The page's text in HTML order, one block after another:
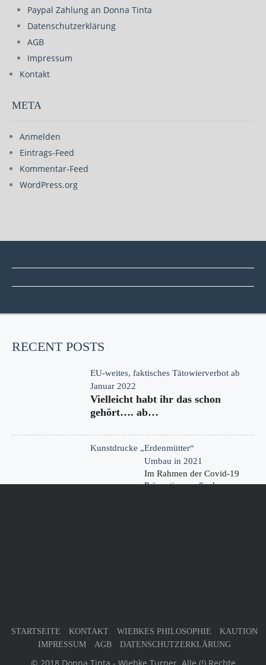
Paypal Zahlung an Donna Tinta
Datenschutzerklärung
AGB
Impressum
Kontakt
META
Anmelden
Eintrags-Feed
Kommentar-Feed
WordPress.org
RECENT POSTS
EU-weites, faktisches Tätowierverbot ab
Januar 2022
Vielleicht habt ihr das schon
gehört…. ab…
Kunstdrucke „Erdenmütter“
Umbau in 2021
Im Rahmen der Covid-19
Präventionsmaßnahmen
STARTSEITE KONTAKT WIEBKES PHILOSOPHIE
KAUTION
IMPRESSUM
AGB DATENSCHUTZERKLÄRUNG